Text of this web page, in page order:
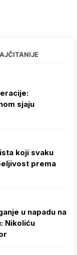
sjaju
koji svaku
prema
u napadu na
Nikoliću